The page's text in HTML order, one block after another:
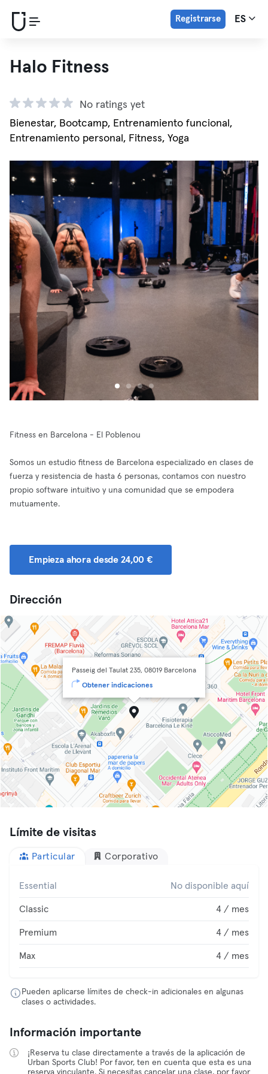
Registrarse ES
Halo Fitness
No ratings yet
Bienestar, Bootcamp, Entrenamiento funcional,
Entrenamiento personal, Fitness, Yoga
Fitness en Barcelona - El Poblenou
Somos un estudio fitness de Barcelona especializado en clases de
fuerza y resistencia de hasta 6 personas, contamos con nuestro
propio software intuitivo y una comunidad que se empodera
mutuamente.
Empieza ahora desde 24,00 €
Dirección
Passeig del Taulat 235, 08019 Barcelona
Obtener indicaciones
Límite de visitas
Particular Corporativo
Essential No disponible aquí
Classic 4 / mes
Premium 4 / mes
Max 4 / mes
Pueden aplicarse límites de check-in adicionales en algunas
clases o actividades.
Información importante
¡Reserva tu clase directamente a través de la aplicación de
Urban Sports Club! Por favor, ten en cuenta que esta es una
reserva vinculante. Si necesitas cancelar una clase, por favor